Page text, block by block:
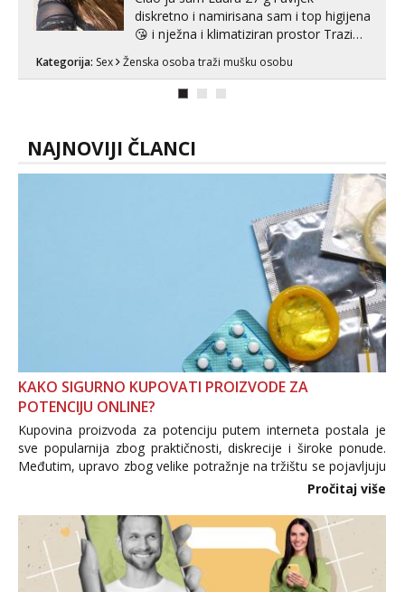
diskretno i namirisana sam i top higijena
😘 i nježna i klimatiziran prostor Trazim
Pusenje i gutanje sperme Erotsko rublje
imam uvijek Lizati me mozes i ljubiti po
Kategorija: Sex Ženska osoba traži mušku osobu
NAJNOVIJI ČLANCI
KAKO SIGURNO KUPOVATI PROIZVODE ZA
POTENCIJU ONLINE?
Kupovina proizvoda za potenciju putem interneta postala je
sve popularnija zbog praktičnosti, diskrecije i široke ponude.
Međutim, upravo zbog velike potražnje na tržištu se pojavljuju
i brojni krivotvoreni proizvodi, nepouzdane internetske
Pročitaj više